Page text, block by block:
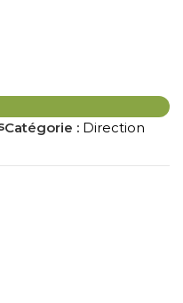
Catégorie : Direction